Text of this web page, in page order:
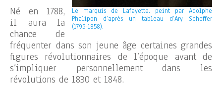
Le marquis de Lafayette. peint par Adolphe
Phalipon d’après un tableau d’Ary Scheffer
(1795-1858).
Né en 1788,
il aura la
chance de
fréquenter dans son jeune âge certaines grandes
figures révolutionnaires de l’époque avant de
s’impliquer personnellement dans les
révolutions de 1830 et 1848.